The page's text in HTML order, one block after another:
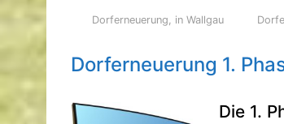
Dorferneuerung, in Wallgau
Dorferneuerung 1.
Die 1.